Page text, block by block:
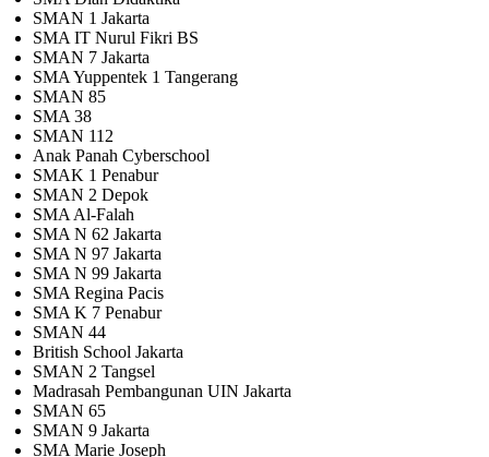
SMAN 1 Jakarta
SMA IT Nurul Fikri BS
SMAN 7 Jakarta
SMA Yuppentek 1 Tangerang
SMAN 85
SMA 38
SMAN 112
Anak Panah Cyberschool
SMAK 1 Penabur
SMAN 2 Depok
SMA Al-Falah
SMA N 62 Jakarta
SMA N 97 Jakarta
SMA N 99 Jakarta
SMA Regina Pacis
SMA K 7 Penabur
SMAN 44
British School Jakarta
SMAN 2 Tangsel
Madrasah Pembangunan UIN Jakarta
SMAN 65
SMAN 9 Jakarta
SMA Marie Joseph